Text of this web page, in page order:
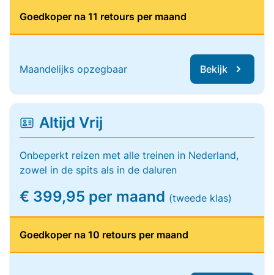
Goedkoper na 11 retours per maand
Maandelijks opzegbaar Bekijk
Altijd Vrij
Onbeperkt reizen met alle treinen in Nederland,
zowel in de spits als in de daluren
€ 399,95 per maand (tweede klas)
Goedkoper na 10 retours per maand